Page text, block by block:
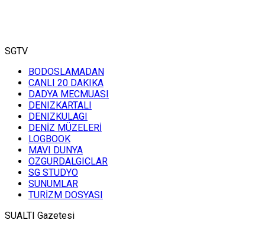
Mahmut Suner
SGTV
BODOSLAMADAN
CANLI 20 DAKIKA
DADYA MECMUASI
DENIZKARTALI
DENIZKULAGI
DENİZ MÜZELERİ
LOGBOOK
MAVI DUNYA
OZGURDALGICLAR
SG STUDYO
SUNUMLAR
TURİZM DOSYASI
SUALTI Gazetesi